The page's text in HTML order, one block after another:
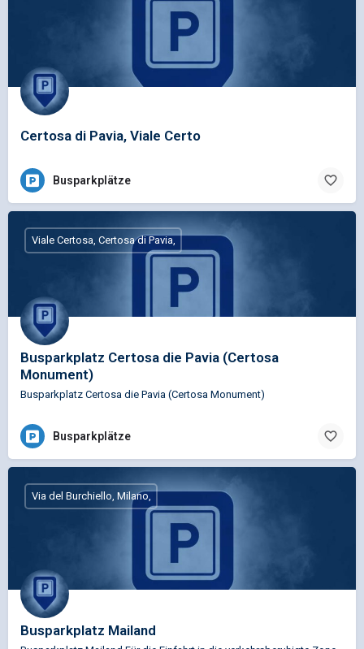
Certosa di Pavia, Viale Certo
Busparkplätze
Busparkplatz Certosa die Pavia (Certosa
Monument)
Busparkplatz Certosa die Pavia (Certosa Monument)
Viale Certosa, Certosa di Pavia,
Busparkplätze
Busparkplatz Mailand
Via del Burchiello, Milano,